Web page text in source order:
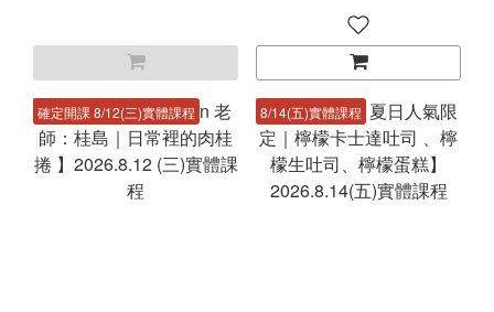
確定開課 8/12(三)實體課程 8/14(五)實體課程